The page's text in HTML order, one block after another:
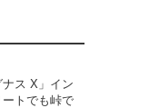
ス X」イン
トでも峠で